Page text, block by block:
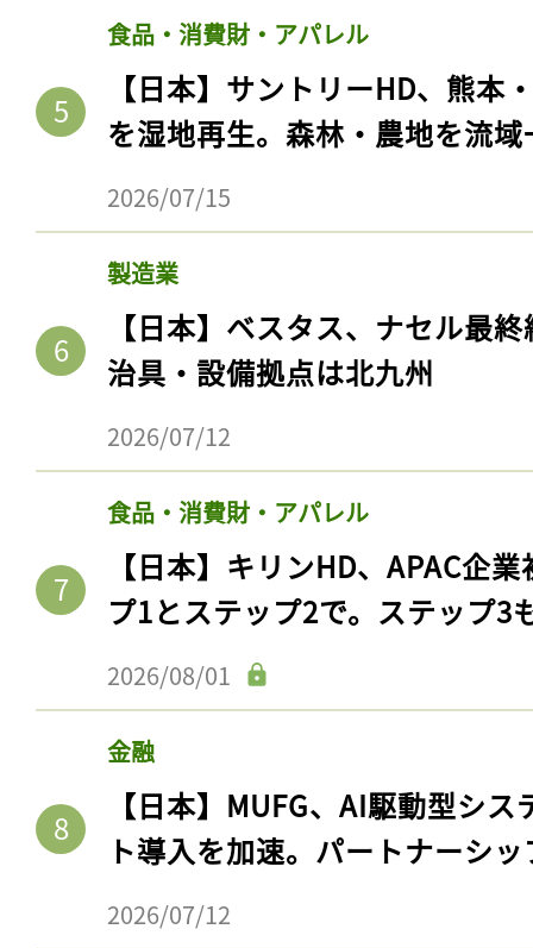
食品・消費財・アパレル
【日本】サントリーHD、熊本
を湿地再生。森林・農地を流
2026/07/15
製造業
【日本】ベスタス、ナセル最
治具・設備拠点は北九州
2026/07/12
食品・消費財・アパレル
【日本】キリンHD、APAC企
プ1とステップ2で。ステップ3
2026/08/01
金融
【日本】MUFG、AI駆動型シ
ト導入を加速。パートナーシ
2026/07/12
記事をお気に入りに
ログインが必
会員登録